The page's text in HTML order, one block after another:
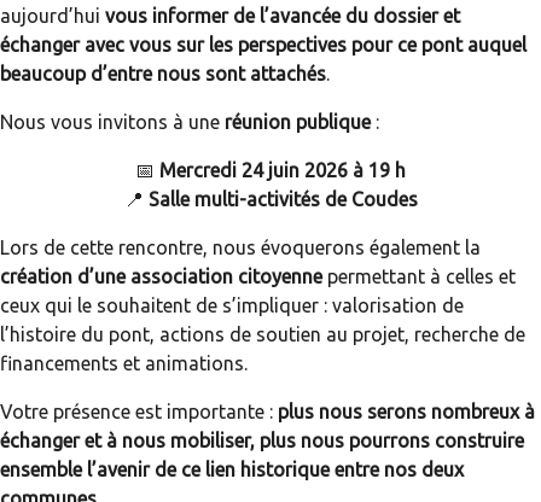
aujourd’hui vous informer de l’avancée du dossier et
échanger avec vous sur les perspectives pour ce pont auquel
beaucoup d’entre nous sont attachés.
Nous vous invitons à une réunion publique:
📅 Mercredi 24 juin 2026 à 19 h
📍 Salle multi-activités de Coudes
Lors de cette rencontre, nous évoquerons également la
création d’une association citoyennepermettant à celles et
ceux qui le souhaitent de s’impliquer : valorisation de
l’histoire du pont, actions de soutien au projet, recherche de
financements et animations.
Votre présence est importante : plus nous serons nombreux à
échanger et à nous mobiliser, plus nous pourrons construire
ensemble l’avenir de ce lien historique entre nos deux